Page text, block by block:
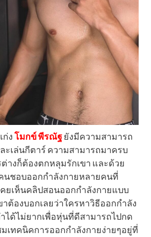
ก่งโมกข์ พีรณัฐยังมีความสามารถ
ะเล่นกีตาร์ ความสามารถมาครบ
างก็ต้องตกหลุมรักเขา และด้วย
นชอบออกกำลังกายหลายคนที่
ยเห็นคลิปสอนออกกำลังกายแบบ
าต้องบอกเลยว่าใครหาวิธีออกกำลัง
ได้ไม่ยากเพื่อหุ่นที่ดีสามารถไปกด
เทคนิคการออกกำลังกายง่ายๆอยู่ที่